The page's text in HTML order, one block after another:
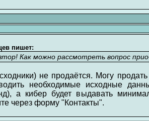
пишет:
Как можно рассмотреть вопрос
не продаётся. Могу продать
необходимые исходные
а кибер будет выдавать
через форму "Контакты".